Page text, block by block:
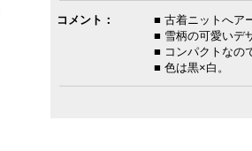
コメント：
■ 古着ニットへア
■ 雪柄の可愛いデ
■ コンパクトなの
■ 色は黒×白。